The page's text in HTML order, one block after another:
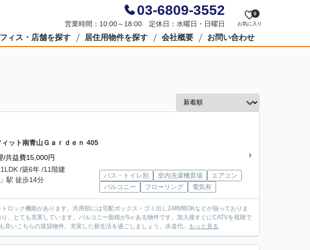
03-6809-3552
営業時間：10:00～18:00 定休日：水曜日・日曜日 お気に入り
0
ィス・店舗を探す 居住用物件を探す 会社概要 お問い合わせ
ット南青山Ｇａｒｄｅｎ 405
/共益費15,000円
/築6年 /11階建
」駅 徒歩14分
バス・トイレ別 室内洗濯機置場
エアコン
バルコニー
フローリング 電気有
ロック機能があります。共用部には宅配ボックス・ゴミ出し24時間OKなどが揃っておりま
、とても充実しています。バルコニー面積が5㎡ある物件です。加入後すぐにCATVを視聴で
良いこちらの賃貸物件。充実した新生活を過ごしましょう。水道代... もっと見る